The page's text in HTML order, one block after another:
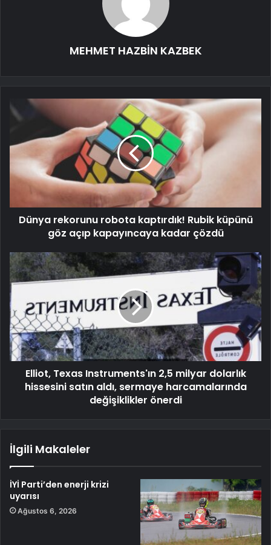
MEHMET HAZBİN KAZBEK
Dünya rekorunu robota kaptırdık! Rubik küpünü
göz açıp kapayıncaya kadar çözdü
Elliot, Texas Instruments'ın 2,5 milyar dolarlık
hissesini satın aldı, sermaye harcamalarında
değişiklikler önerdi
İlgili Makaleler
İYİ Parti’den enerji krizi
uyarısı
Ağustos 6, 2026